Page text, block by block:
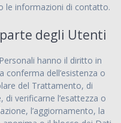
le informazioni di contatto.
degli Utenti
hanno il diritto in
dell’esistenza o
del Trattamento, di
di verificarne l’esattezza o
l’aggiornamento, la